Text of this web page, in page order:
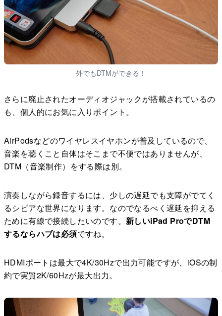
外でもDTMができる！
さらに廃止されたオーディオジャックが搭載されているの
も、個人的にお気に入りポイント。
AirPodsなどのワイヤレスイヤホンが普及しているので、
音楽を聴くこと自体はそこまで不便ではありませんが、
DTM（音楽制作）をする際は別。
演奏しながら録音するには、少しの遅延でも支障がでてく
るシビアな世界になります。なのでなるべく遅延を抑える
ために有線で接続したいのです。 新しいiPad ProでDTM
するならハブは必須ですね。
HDMIポートは最大で4K/30Hzで出力可能ですが、iOSの制
約で実質2K/60Hzが最大出力。